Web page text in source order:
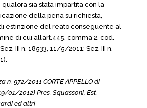
sia stata impartita con la
della pena su richiesta,
estinzione del reato conseguente al
di cui all’art.445, comma 2, cod.
III n. 18533, 11/5/2011; Sez. III n.
n. 972/2011 CORTE APPELLO di
01/2012) Pres. Squassoni, Est.
ed altri